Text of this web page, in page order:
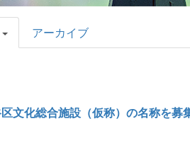
アーカイブ
文化総合施設（仮称）の名称を募